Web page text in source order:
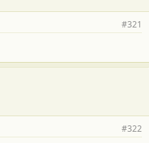
#321
#322